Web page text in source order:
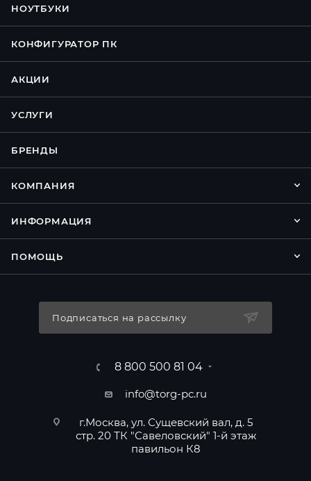
НОУТБУКИ
КОНФИГУРАТОР ПК
АКЦИИ
УСЛУГИ
БРЕНДЫ
КОМПАНИЯ
ИНФОРМАЦИЯ
ПОМОЩЬ
Подписаться на рассылку
8 800 500 81 04
info@torg-pc.ru
г.Москва, ул. Сущевский вал, д. 5
стр. 20 ТК "Савеловский" 1-й этаж
павильон К8